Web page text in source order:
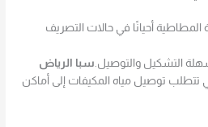
المطاطية أحيانًا في حالات التصريف
التشكيل والتوصيل.سبا الرياض
تتطلب توصيل مياه المكيفات إلى أماكن